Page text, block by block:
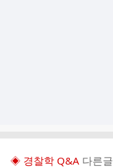
◈ 경찰학 Q&A 다른글